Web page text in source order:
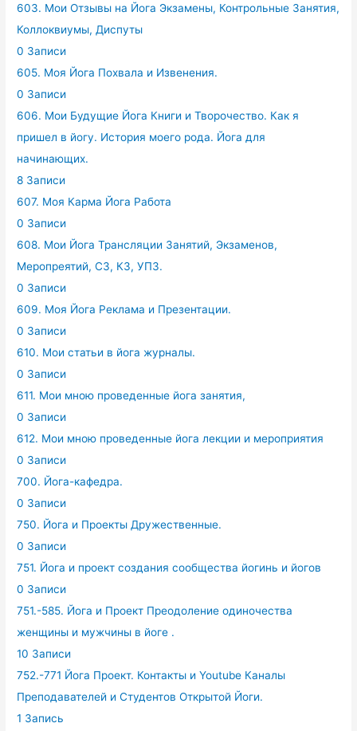
603. Мои Отзывы на Йога Экзамены, Контрольные Занятия,
Коллоквиумы, Диспуты
0 Записи
605. Моя Йога Похвала и Извенения.
0 Записи
606. Мои Будущие Йога Книги и Творочество. Как я
пришел в йогу. История моего рода. Йога для
начинающих.
8 Записи
607. Моя Карма Йога Работа
0 Записи
608. Мои Йога Трансляции Занятий, Экзаменов,
Меропреятий, СЗ, КЗ, УПЗ.
0 Записи
609. Моя Йога Реклама и Презентации.
0 Записи
610. Мои статьи в йога журналы.
0 Записи
611. Мои мною проведенные йога занятия,
0 Записи
612. Мои мною проведенные йога лекции и мероприятия
0 Записи
700. Йога-кафедра.
0 Записи
750. Йога и Проекты Дружественные.
0 Записи
751. Йога и проект создания сообщества йогинь и йогов
0 Записи
751.-585. Йога и Проект Преодоление одиночества
женщины и мужчины в йоге .
10 Записи
752.-771 Йога Проект. Контакты и Youtube Каналы
Преподавателей и Студентов Открытой Йоги.
1 Запись